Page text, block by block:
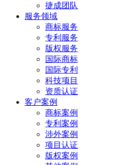
捷成团队
服务领域
商标服务
专利服务
版权服务
国际商标
国际专利
科技项目
资质认证
客户案例
商标案例
专利案例
涉外案例
项目认证
版权案例